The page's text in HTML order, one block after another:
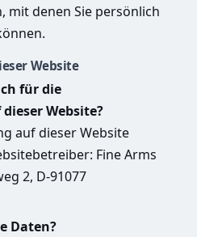
mit denen Sie persönlich
Website
für die
Website?
auf dieser Website
Fine Arms
2, D-91077
Daten?